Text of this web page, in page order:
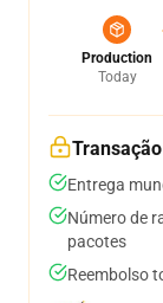
Production
Today
Entrega
Número de
pacotes
Reembolso